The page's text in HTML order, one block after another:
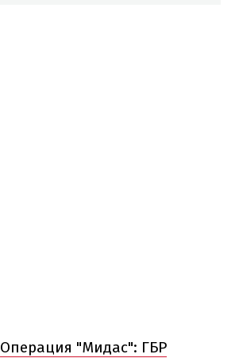
Операция "Мидас": ГБР